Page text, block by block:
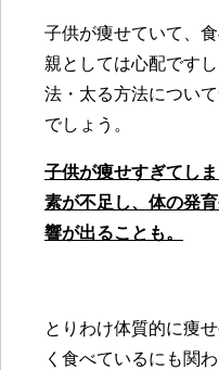
子供が痩せていて、
親としては心配です
法・太る方法につい
でしょう。
子供が痩せすぎてし
素が不足し、体の発
響が出ることも。
とりわけ体質的に痩
く食べているにも関